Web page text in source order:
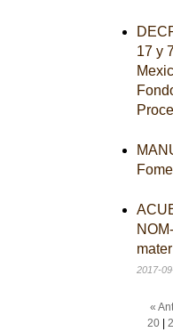
17 y
2017-
«
20|